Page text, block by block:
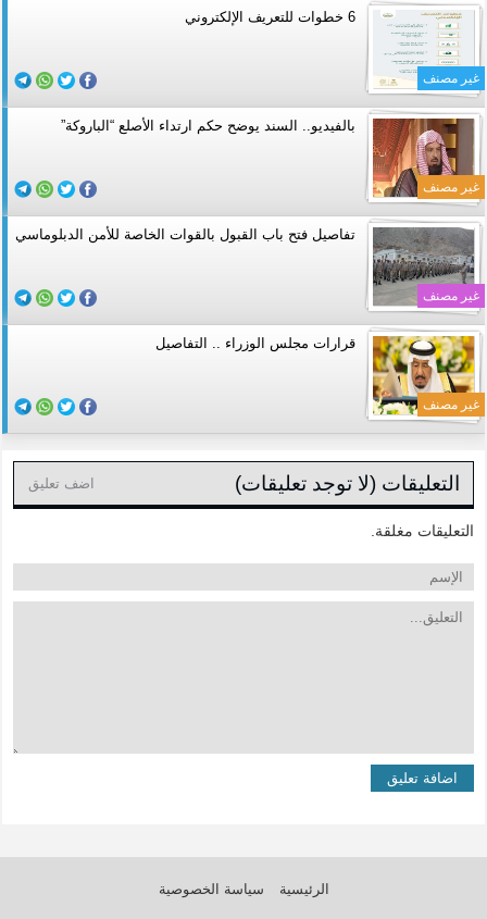
غير مصنف
6 خطوات للتعريف الإلكتروني
غير مصنف
بالفيديو.. السند يوضح حكم ارتداء الأصلع “الباروكة”
غير مصنف
تفاصيل فتح باب القبول بالقوات الخاصة للأمن الدبلوماسي
غير مصنف
قرارات مجلس الوزراء .. التفاصيل
التعليقات (لا توجد تعليقات) اضف تعليق
التعليقات مغلقة.
الرئيسية سياسة الخصوصية